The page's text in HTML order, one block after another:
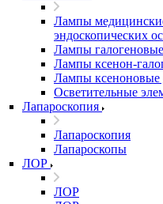
Лампы
эндоскопических
Лампы галогеновые
Лампы ксенон-
Лампы ксеноновые
Осветительные
Лапароскопия
Лапароскопия
Лапароскопы
ЛОР
ЛОР